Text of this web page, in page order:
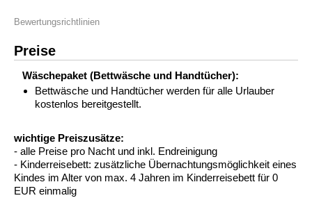
Bewertungsrichtlinien
Preise
Wäschepaket (Bettwäsche und Handtücher):
Bettwäsche und Handtücher werden für alle Urlauber
kostenlos bereitgestellt.
wichtige Preiszusätze:
- alle Preise pro Nacht und inkl. Endreinigung
- Kinderreisebett: zusätzliche Übernachtungsmöglichkeit eines
Kindes im Alter von max. 4 Jahren im Kinderreisebett für 0
EUR einmalig